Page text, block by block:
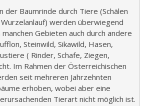
der Baumrinde durch Tiere (Schälen
werden überwiegend
Gebieten auch durch andere
Steinwild, Sikawild, Hasen,
( Rinder, Schafe, Ziegen,
Im Rahmen der Österreichischen
seit mehreren Jahrzehnten
erhoben, wobei aber eine
Tierart nicht möglich ist.